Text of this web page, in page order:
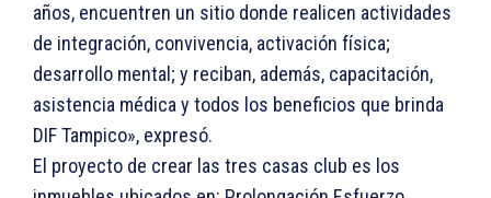
años, encuentren un sitio donde realicen actividades
de integración, convivencia, activación física;
desarrollo mental; y reciban, además, capacitación,
asistencia médica y todos los beneficios que brinda
DIF Tampico», expresó.
El proyecto de crear las tres casas club es los